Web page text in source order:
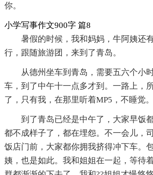
你。
小学写事作文900字 篇8
暑假的时候，我和妈妈，牛阿姨还
行，跟随旅游团，来到了青岛。
从德州坐车到青岛，需要五六个小
车，到了中午十一点多才到。一路上，
了，只有我，在那里听着MP5，不睡觉。
到了青岛已经是中午了，大家早饭
都不成样子了，都在埋怨。不一会儿，
饭店门前，大家都你拥我挤得冲下车。
姨，也是如此。我和姐姐在一起，等待